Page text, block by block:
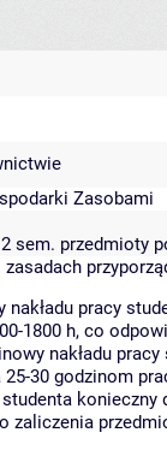
Zasobami
sem. przedmioty
nakładu pracy
1800 h, co
nakładu
25-30 godzinom
zaliczenia